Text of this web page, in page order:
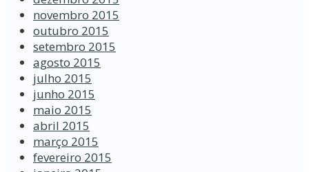
novembro 2015
outubro 2015
setembro 2015
agosto 2015
julho 2015
junho 2015
maio 2015
abril 2015
março 2015
fevereiro 2015